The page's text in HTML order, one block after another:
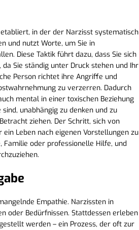
in der der Narzisst systematisch
und nutzt Worte, um Sie in
Diese Taktik führt dazu, dass Sie sich
Sie ständig unter Druck stehen und Ihr
Person richtet ihre Angriffe und
zu verzerren. Dadurch
mental in einer toxischen Beziehung
unabhängig zu denken und zu
ziehen. Der Schritt, sich von
Leben nach eigenen Vorstellungen zu
Familie oder professionelle Hilfe, und
Empathie. Narzissten in
oder Bedürfnissen. Stattdessen erleben
werden – ein Prozess, der oft zur